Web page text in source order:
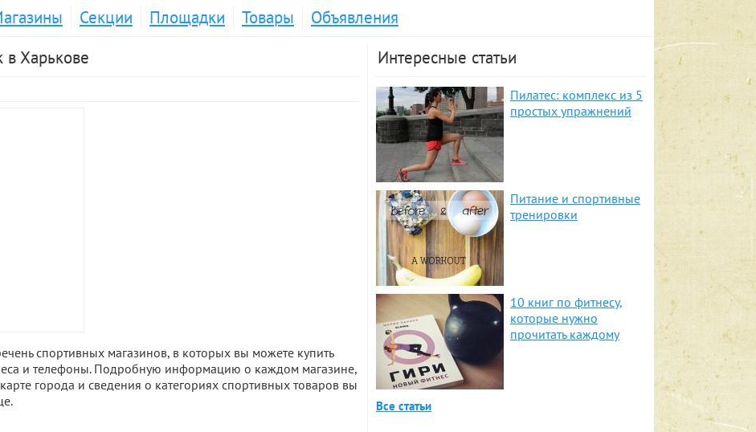
Секции Площадки Товары
Объявления
в Харькове
спортивных магазинов, в которых вы можете купить
и телефоны. Подробную информацию о каждом магазине,
города и сведения о категориях спортивных товаров вы
Интересные статьи
Пилатес: комплекс из 5
простых упражнений
Питание и спортивные
тренировки
10 книг по фитнесу,
которые нужно
прочитать каждому
Все статьи